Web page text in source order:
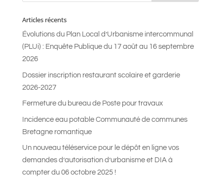
Articles récents
Évolutions du Plan Local d’Urbanisme intercommunal
(PLUi) : Enquête Publique du 17 août au 16 septembre
2026
Dossier inscription restaurant scolaire et garderie
2026-2027
Fermeture du bureau de Poste pour travaux
Incidence eau potable Communauté de communes
Bretagne romantique
Un nouveau téléservice pour le dépôt en ligne vos
demandes d’autorisation d’urbanisme et DIA à
compter du 06 octobre 2025 !